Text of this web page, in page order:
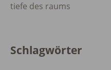
tiefe des raums
Schlagwörter